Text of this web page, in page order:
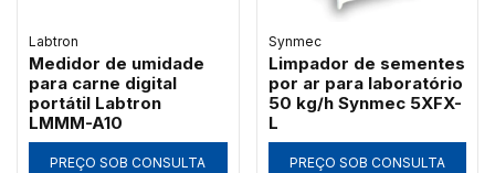
Labtron
Medidor de umidade
para carne digital
portátil Labtron
LMMM-A10
PREÇO SOB CONSULTA
Synmec
Limpador de sementes
por ar para laboratório
50 kg/h Synmec 5XFX-
L
PREÇO SOB CONSULTA